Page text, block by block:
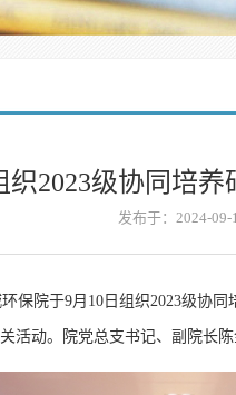
织2023级协同培
发布于：2024-09-
院于9月10日组织2023级协
活动。院党总支书记、副院长